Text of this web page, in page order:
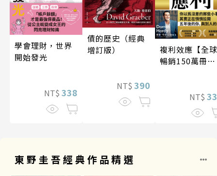
學會理財，世界
開始發光
NT$ 338
債的歷史（經典
增訂版）
NT$ 390
複利效應【全球
暢銷150萬冊・
NT$
東野圭吾經典作品精選